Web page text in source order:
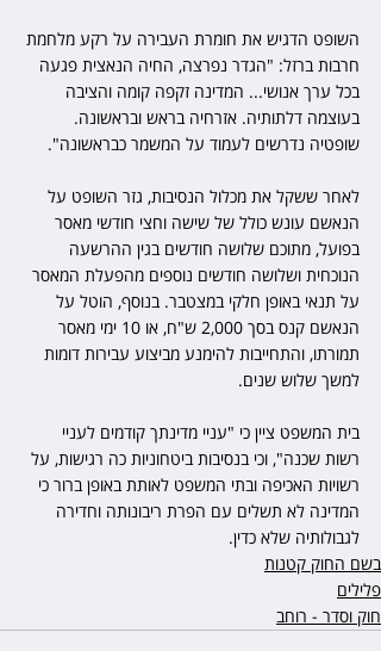
השופט הדגיש את חומרת העבירה על רקע מלחמת
חרבות ברזל: "הגדר נפרצה, החיה הנאצית פגעה
בכל ערך אנושי... המדינה זקפה קומה והציבה
בעוצמה דלתותיה. אזרחיה בראש ובראשונה.
שופטיה נדרשים לעמוד על המשמר כבראשונה".
לאחר ששקל את מכלול הנסיבות, גזר השופט על
הנאשם עונש כולל של שישה וחצי חודשי מאסר
בפועל, מתוכם שלושה חודשים בגין ההרשעה
הנוכחית ושלושה חודשים נוספים מהפעלת המאסר
על תנאי באופן חלקי במצטבר. בנוסף, הוטל על
הנאשם קנס בסך 2,000 ש"ח, או 10 ימי מאסר
תמורתו, והתחייבות להימנע מביצוע עבירות דומות
למשך שלוש שנים.
בית המשפט ציין כי "עניי מדינתך קודמים לעניי
רשות שכנה", וכי בנסיבות ביטחוניות כה רגישות, על
רשויות האכיפה ובתי המשפט לאותת באופן ברור כי
המדינה לא תשלים עם הפרת ריבונותה וחדירה
לגבולותיה שלא כדין.
בשם החוק קטנות
פלילים
חוק וסדר - רוחב